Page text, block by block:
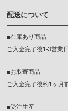
配送について
■在庫あり商品
ご入金完了後1-3営業
■お取寄商品
ご入金完了後約1ヶ月
■受注生産